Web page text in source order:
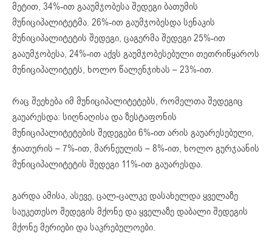
მეტით, 34%-ით გააუმჯობესა შედეგი ბათუმის
მუნიციპალიტეტმა. 26%-ით გაუმჯობესდა სენაკის
მუნიციპალიტეტის შედეგი, ცაგერმა შედეგი 25%-ით
გააუმჯობესა, 24%-ით აქვს გაუმჯობესებული თეთრიწყაროს
მუნიციპალიტეტს, ხოლო წალენჯიხას – 23%-ით.
რაც შეეხება იმ მუნიციპალიტეტებს, რომელთა შედეგიც
გაუარესდა: სიღნაღისა და ზესტაფონის
მუნიციპალიტეტების შედეგები 6%-ით არის გაუარესებული,
ჭიათურის – 7%-ით, მარნეულის – 8%-ით, ხოლო გურჯაანის
მუნიციპალიტეტის შედეგი 11%-ით გაუარესდა.
გარდა ამისა, ასევე, ცალ-ცალკე დასახელდა ყველაზე
საუკეთესო შედეგის მქონე და ყველაზე დაბალი შედეგის
მქონე მერიები და საკრებულოები.